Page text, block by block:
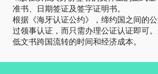
准书、日期签证及签字证明书。
根据《海牙认证公约》，缔约国之间的
过领事认证，而只需办理公证认证即可
低文书跨国流转的时间和经济成本。